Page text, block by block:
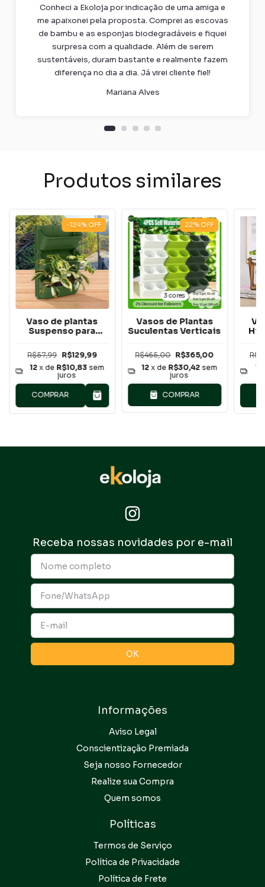
Conheci a Ekoloja por indicação de uma amiga e
me apaixonei pela proposta. Comprei as escovas
de bambu e as esponjas biodegradáveis e fiquei
surpresa com a qualidade. Além de serem
sustentáveis, duram bastante e realmente fazem
diferença no dia a dia. Já virei cliente fiel!
Mariana Alves
Produtos similares
-124% OFF
Vaso de plantas
Suspenso para
R$57,99 R$129,99
12 x de R$10,83 sem
juros
COMPRAR
22% OFF
3 cores
Vasos de Plantas
Suculentas Verticais
R$465,00 R$365,00
12 x de R$30,42 sem
juros
COMPRAR
e
12
Receba nossas novidades por e-mail
Informações
Aviso Legal
Conscientização Premiada
Seja nosso Fornecedor
Realize sua Compra
Quem somos
Políticas
Termos de Serviço
Política de Privacidade
Política de Frete